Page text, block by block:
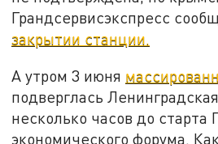
Грандсервисэкспресс
закрытии станции.
А утром 3 июня
подверглась
несколько часов до старта
экономического форума.